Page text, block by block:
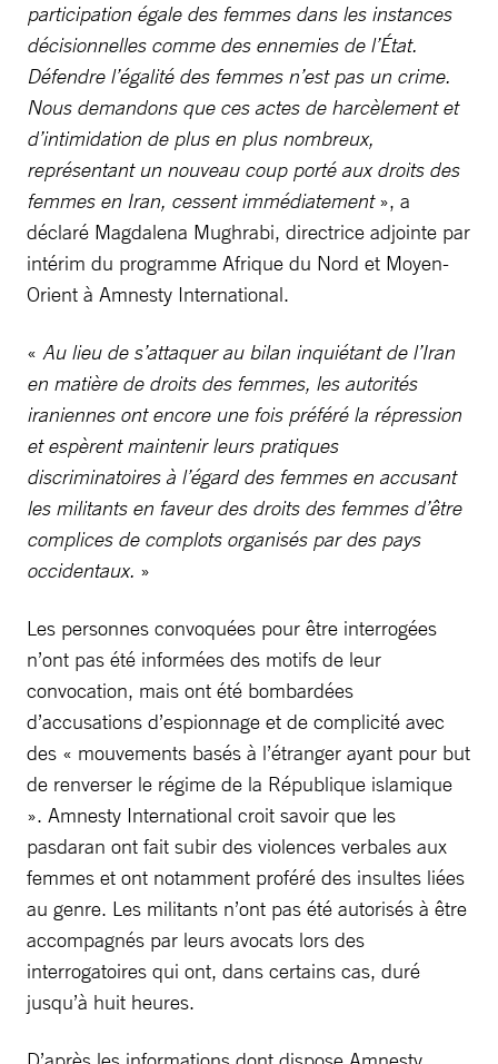
participation égale des femmes dans les instances
décisionnelles comme des ennemies de l’État.
Défendre l’égalité des femmes n’est pas un crime.
Nous demandons que ces actes de harcèlement et
d’intimidation de plus en plus nombreux,
représentant un nouveau coup porté aux droits des
femmes en Iran, cessent immédiatement», a
déclaré Magdalena Mughrabi, directrice adjointe par
intérim du programme Afrique du Nord et Moyen-
Orient à Amnesty International.
« Au lieu de s’attaquer au bilan inquiétant de l’Iran
en matière de droits des femmes, les autorités
iraniennes ont encore une fois préféré la répression
et espèrent maintenir leurs pratiques
discriminatoires à l’égard des femmes en accusant
les militants en faveur des droits des femmes d’être
complices de complots organisés par des pays
occidentaux. »
Les personnes convoquées pour être interrogées
n’ont pas été informées des motifs de leur
convocation, mais ont été bombardées
d’accusations d’espionnage et de complicité avec
des « mouvements basés à l’étranger ayant pour but
de renverser le régime de la République islamique
». Amnesty International croit savoir que les
pasdaran ont fait subir des violences verbales aux
femmes et ont notamment proféré des insultes liées
au genre. Les militants n’ont pas été autorisés à être
accompagnés par leurs avocats lors des
interrogatoires qui ont, dans certains cas, duré
jusqu’à huit heures.